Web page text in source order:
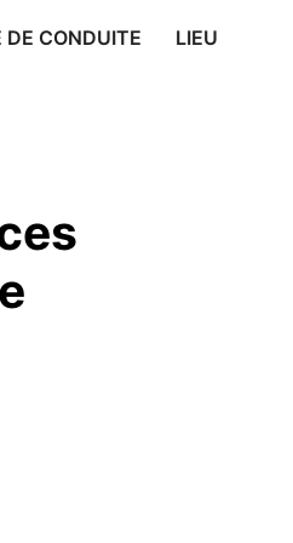
DE CONDUITE LIEU